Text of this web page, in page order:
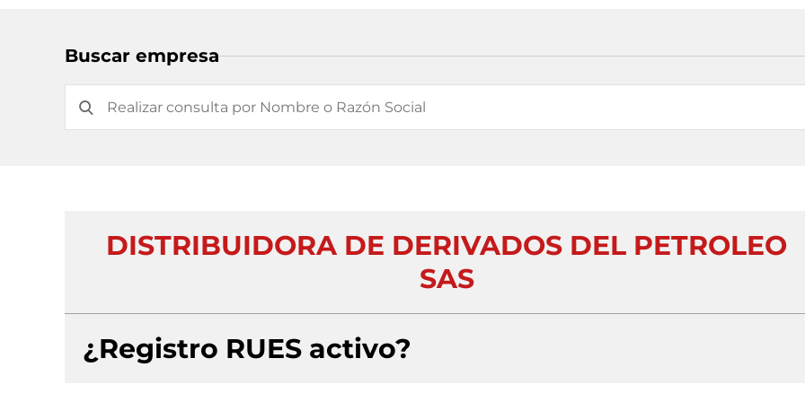
Buscar empresa
DISTRIBUIDORA DE DERIVADOS DEL PETROLEO
SAS
¿Registro RUES activo?